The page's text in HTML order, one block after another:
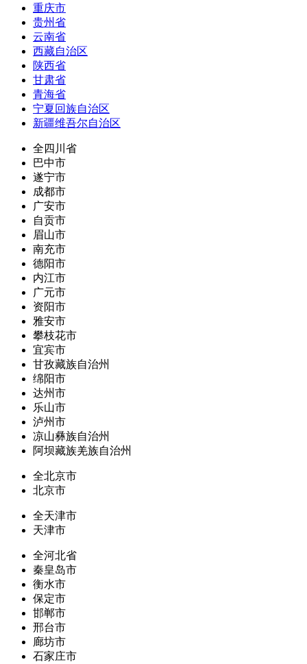
重庆市
贵州省
云南省
西藏自治区
陕西省
甘肃省
青海省
宁夏回族自治区
新疆维吾尔自治区
全四川省
巴中市
遂宁市
成都市
广安市
自贡市
眉山市
南充市
德阳市
内江市
广元市
资阳市
雅安市
攀枝花市
宜宾市
甘孜藏族自治州
绵阳市
达州市
乐山市
泸州市
凉山彝族自治州
阿坝藏族羌族自治州
全北京市
北京市
全天津市
天津市
全河北省
秦皇岛市
衡水市
保定市
邯郸市
邢台市
廊坊市
石家庄市